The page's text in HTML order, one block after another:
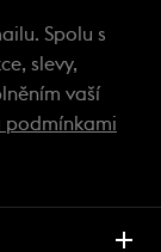
Spolu s
slevy,
vaší
podmínkami